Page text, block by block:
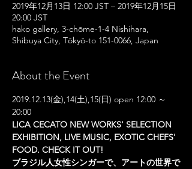
2019年12月13日 12:00 JST – 2019年12月15日
20:00 JST
hako gallery, 3-chōme-1-4 Nishihara,
Shibuya City, Tōkyō-to 151-0066, Japan
About the Event
2019.12.13(金),14(土),15(日) open 12:00 ～
20:00
LICA CECATO NEW WORKS' SELECTION
EXHIBITION, LIVE MUSIC, EXOTIC CHEFS'
FOOD. CHECK IT OUT!
ブラジル人女性シンガーで、アートの世界で